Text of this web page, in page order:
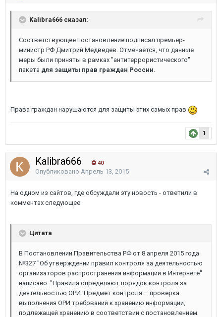
Kalibra666 сказал:
Соответствующее постановление подписал премьер-
министр РФ Дмитрий Медведев. Отмечается, что данные
меры были приняты в рамках "антитеррористического"
пакета для защиты прав граждан России.
Права граждан нарушаются для защиты этих самых прав
1
Kalibra666 40
Опубликовано Апрель 13, 2015
На одном из сайтов, где обсуждали эту новость - ответили в
комментах следующее
Цитата
В Постановлении Правительства РФ от 8 апреля 2015 года
№327 "Об утверждении правил контроля за деятельностью
организаторов распространения информации в Интернете"
написано: "Правила определяют порядок контроля за
деятельностью ОРИ. Предмет контроля – проверка
выполнения ОРИ требований к хранению информации,
подлежащей хранению в соответствии с постановлением